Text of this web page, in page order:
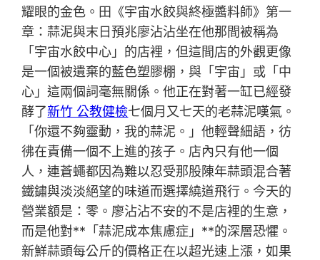
耀眼的金色。田《宇宙水餃與終極醬料師》第一
章：蒜泥與末日預兆廖沾沾坐在他那間被稱為
「宇宙水餃中心」的店裡，但這間店的外觀更像
是一個被遺棄的藍色塑膠棚，與「宇宙」或「中
心」這兩個詞毫無關係。他正在對著一缸已經發
酵了新竹 公教健檢七個月又七天的老蒜泥嘆氣。
「你還不夠靈動，我的蒜泥。」他輕聲細語，彷
彿在責備一個不上進的孩子。店內只有他一個
人，連蒼蠅都因為難以忍受那股陳年蒜頭混合著
鐵鏽與淡淡絕望的味道而選擇繞道飛行。今天的
營業額是：零。廖沾沾不安的不是店裡的生意，
而是他對**「蒜泥成本焦慮症」**的深層恐懼。
新鮮蒜頭每公斤的價格正在以超光速上漲，如果